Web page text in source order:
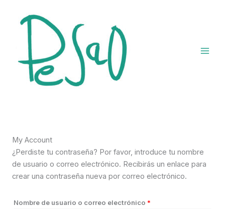
contenido
My Account
¿Perdiste tu contraseña? Por favor, introduce tu nombre
de usuario o correo electrónico. Recibirás un enlace para
crear una contraseña nueva por correo electrónico.
Nombre de usuario o correo electrónico *